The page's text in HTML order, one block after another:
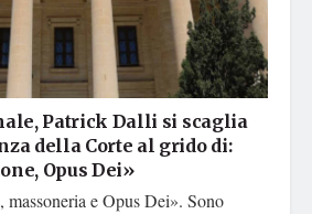
Patrick Dalli si scaglia
della Corte al grido di:
Opus Dei»
e Opus Dei». Sono